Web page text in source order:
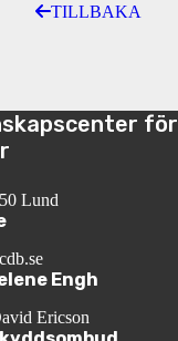
TILLBAKA
för
Lund
Engh
Ericson